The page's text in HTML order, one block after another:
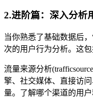
2.进阶篇：深入分析
当你熟悉了基础数据后
次的用户行为分析。这包
流量来源分析
擎、社交媒体、直接访
量。了解哪个渠道的用